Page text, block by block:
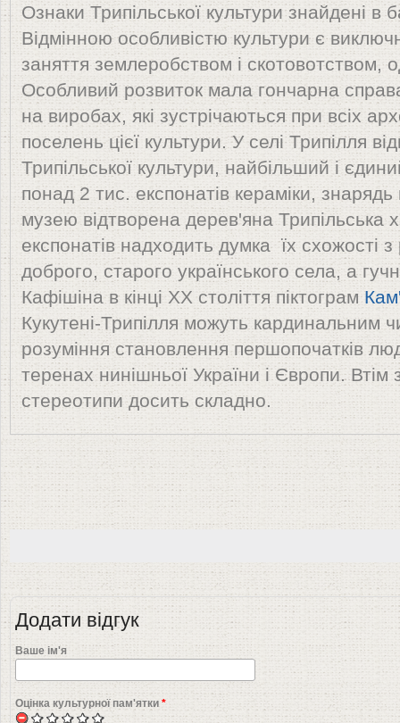
Ознаки Трипільської культури знайдені в
Відмінною особливістю культури є
заняття землеробством і
Особливий розвиток мала гончарна
на виробах, які зустрічаються при всіх
поселень цієї культури. У селі Трипілля
Трипільської культури, найбільший і
понад 2 тис. експонатів кераміки,
музею відтворена дерев'яна Трипільська
експонатів надходить думка їх схожості
доброго, старого українського села, а
Кафішіна в кінці XX століття піктограм
Кукутені-Трипілля можуть кардинальним
розуміння становлення першопочатків
теренах нинішньої України і Європи. Втім
стереотипи досить складно.
Додати відгук
Ваше ім'я
Оцінка культурної пам'ятки*